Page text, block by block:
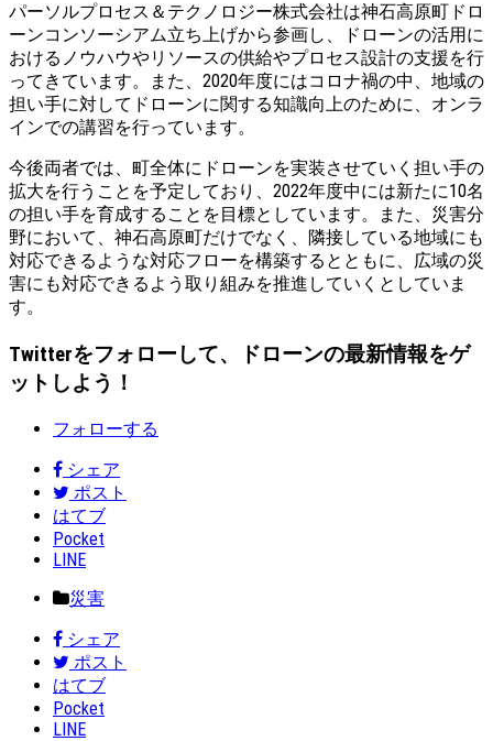
パーソルプロセス＆テクノロジー株式会社は神石高原町ドロ
ーンコンソーシアム立ち上げから参画し、ドローンの活用に
おけるノウハウやリソースの供給やプロセス設計の支援を行
ってきています。また、2020年度にはコロナ禍の中、地域の
担い手に対してドローンに関する知識向上のために、オンラ
インでの講習を行っています。
今後両者では、町全体にドローンを実装させていく担い手の
拡大を行うことを予定しており、2022年度中には新たに10名
の担い手を育成することを目標としています。また、災害分
野において、神石高原町だけでなく、隣接している地域にも
対応できるような対応フローを構築するとともに、広域の災
害にも対応できるよう取り組みを推進していくとしていま
す。
Twitterをフォローして、ドローンの最新情報をゲ
ットしよう！
フォローする
シェア
ポスト
はてブ
Pocket
LINE
災害
シェア
ポスト
はてブ
Pocket
LINE